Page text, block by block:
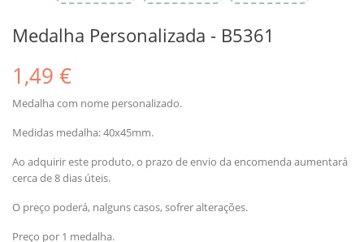
Medalha Personalizada - B5361
1,49 €
Medalha com nome personalizado.
Medidas medalha: 40x45mm.
Ao adquirir este produto, o prazo de envio da encomenda aumentará
cerca de 8 dias úteis.
O preço poderá, nalguns casos, sofrer alterações.
Preço por 1 medalha.